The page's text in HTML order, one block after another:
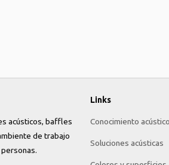
acústicos, baffles
de trabajo
Links
Conocimiento acústico
Soluciones acústicas